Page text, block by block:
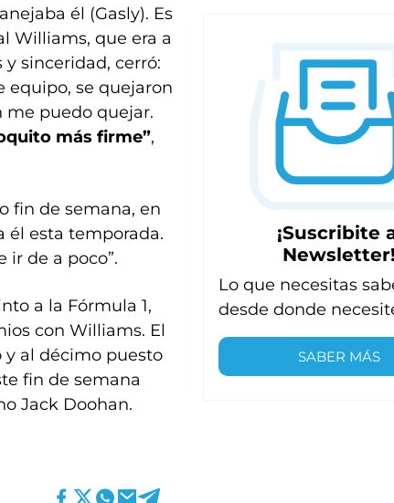
él (Gasly). Es
Williams, que era a
sinceridad, cerró:
equipo, se quejaron
me puedo quejar.
más firme”,
fin de semana, en
él esta temporada.
ir de a poco”.
a la Fórmula 1,
con Williams. El
y al décimo puesto
fin de semana
Jack Doohan.
¡Suscribite
Newsletter!
Lo que necesitas
desde donde
SABER MÁS